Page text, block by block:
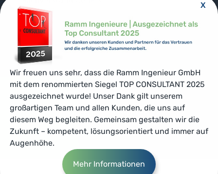
© 2026 – Ramm Ingenieur GmbH
Impressum Datenschutz
Häufig gestellte Fragen und Antworten
X
Wir freuen uns sehr, dass die Ramm Ingenieur GmbH
mit dem renommierten Siegel TOP CONSULTANT 2025
ausgezeichnet wurde! Unser Dank gilt unserem
großartigen Team und allen Kunden, die uns auf
diesem Weg begleiten. Gemeinsam gestalten wir die
Zukunft – kompetent, lösungsorientiert und immer auf
Augenhöhe.
Mehr Informationen